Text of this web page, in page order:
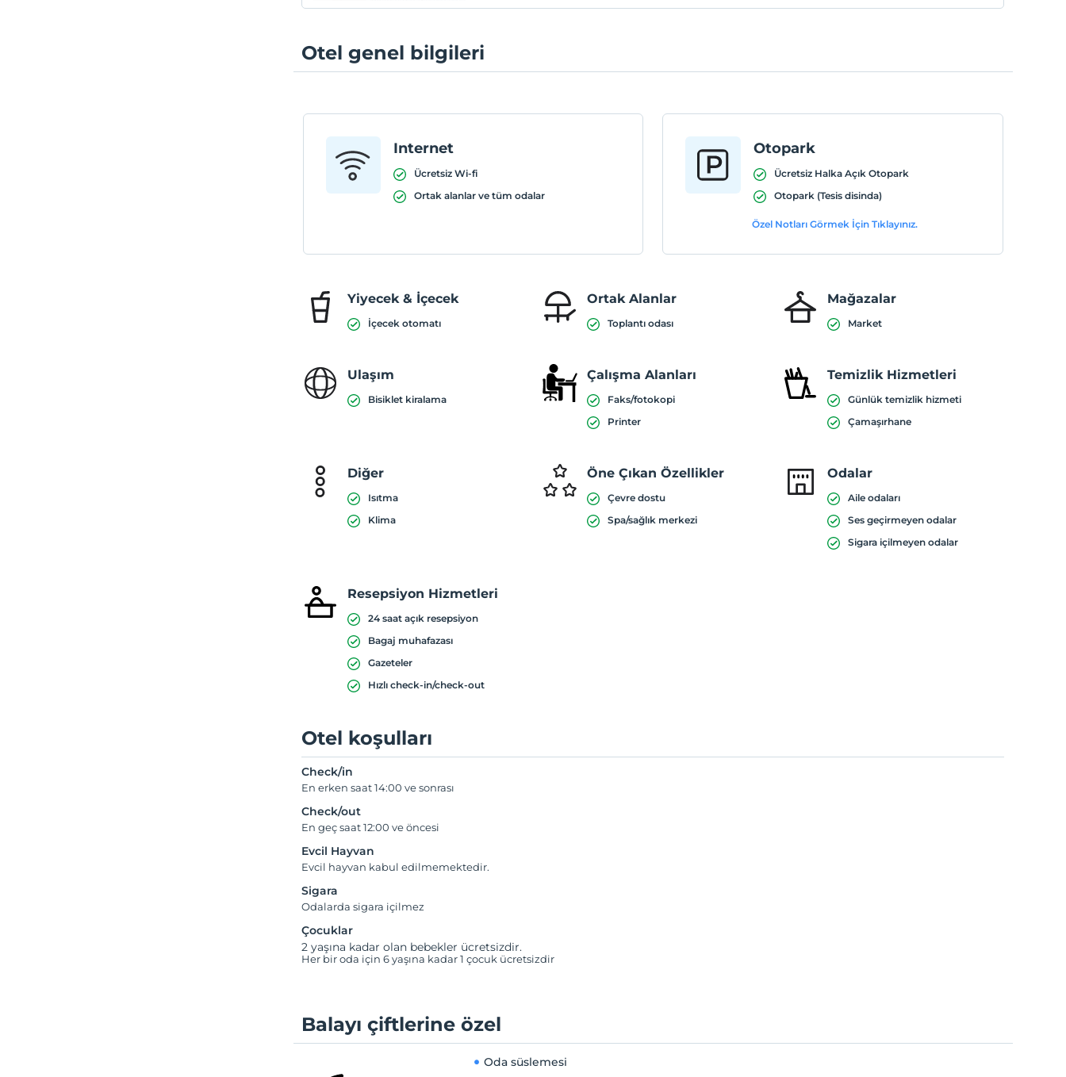
Otel genel bilgileri
Internet
Ücretsiz Wi-fi
Ortak alanlar ve tüm odalar
Otopark
Ücretsiz Halka Açık Otopark
Otopark (Tesis disinda)
Özel Notları Görmek İçin Tıklayınız.
Yiyecek & İçecek
İçecek otomatı
Ortak Alanlar
Toplantı odası
Mağazalar
Market
Ulaşım
Bisiklet kiralama
Çalışma Alanları
Faks/fotokopi
Printer
Temizlik Hizmetleri
Günlük temizlik hizmeti
Çamaşırhane
Diğer
Isıtma
Klima
Öne Çıkan Özellikler
Çevre dostu
Spa/sağlık merkezi
Odalar
Aile odaları
Ses geçirmeyen odalar
Sigara içilmeyen odalar
Resepsiyon Hizmetleri
24 saat açık resepsiyon
Bagaj muhafazası
Gazeteler
Hızlı check-in/check-out
Otel koşulları
Check/in
En erken saat 14:00 ve sonrası
Check/out
En geç saat 12:00 ve öncesi
Evcil Hayvan
Evcil hayvan kabul edilmemektedir.
Sigara
Odalarda sigara içilmez
Çocuklar
2 yaşına kadar olan bebekler ücretsizdir.
Her bir oda için 6 yaşına kadar 1 çocuk ücretsizdir
Balayı çiftlerine özel
Oda süslemesi